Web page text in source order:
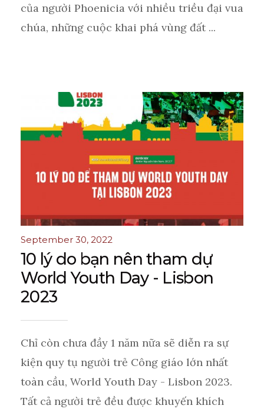
của người Phoenicia với nhiều triều đại vua
chúa, những cuộc khai phá vùng đất ...
September 30, 2022
10 lý do bạn nên tham dự
World Youth Day - Lisbon
2023
Chỉ còn chưa đầy 1 năm nữa sẽ diễn ra sự
kiện quy tụ người trẻ Công giáo lớn nhất
toàn cầu, World Youth Day - Lisbon 2023.
Tất cả người trẻ đều được khuyến khích